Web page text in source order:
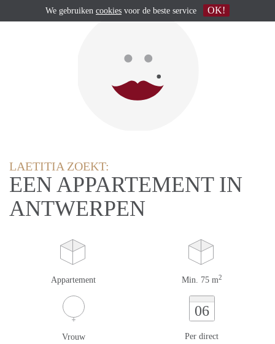
LAETITIA ZOEKT:
EEN APPARTEMENT IN
ANTWERPEN
Appartement Min. 75 m2
Vrouw
06
Per direct
We gebruiken cookies voor de beste service OK!